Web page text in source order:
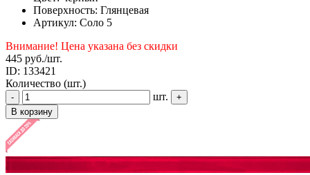
Поверхность: Глянцевая
Артикул: Соло 5
Внимание! Цена указана без скидки
445 руб./шт.
ID: 133421
Количество (шт.)
- шт.
+
В корзину